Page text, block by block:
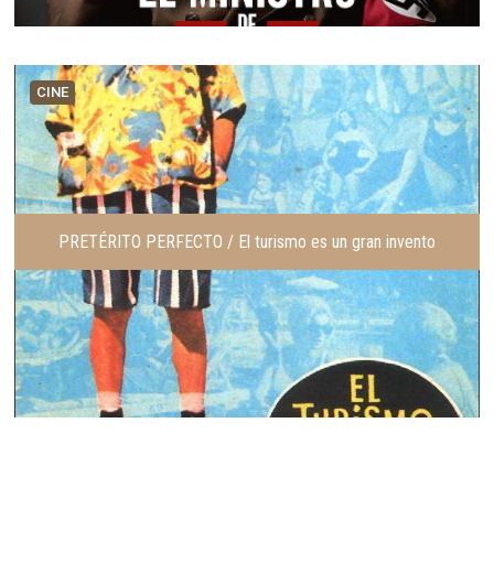
CINE
PRETÉRITO PERFECTO / El turismo es un gran invento